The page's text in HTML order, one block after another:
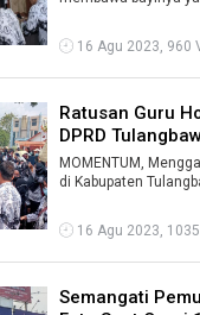
16 Agu 2023, 960
Ratusan Guru
DPRD
MOMENTUM,
di Kabupaten
...
16 Agu 2023,
Semangati